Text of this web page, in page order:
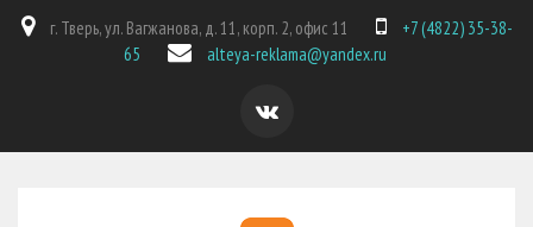
г. Тверь, ул. Вагжанова, д. 11, корп. 2, офис 11
+7 (4822) 35-38-
65
alteya-reklama@yandex.ru